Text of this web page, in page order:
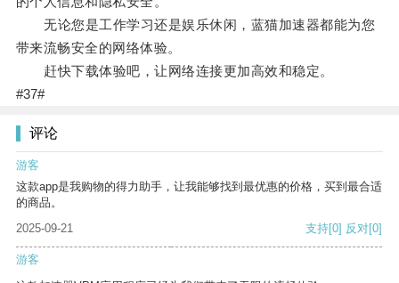
无论您是工作学习还是娱乐休闲，蓝猫加速器都能为您
带来流畅安全的网络体验。
赶快下载体验吧，让网络连接更加高效和稳定。
#37#
评论
游客
这款app是我购物的得力助手，让我能够找到最优惠的价格，买到最合适
的商品。
2025-09-21
支持[0] 反对[0]
游客